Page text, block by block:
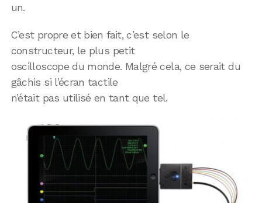
un.
C’est propre et bien fait, c’est selon le
constructeur, le plus petit
oscilloscope du monde. Malgré cela, ce serait du
gâchis si l’écran tactile
n’était pas utilisé en tant que tel.